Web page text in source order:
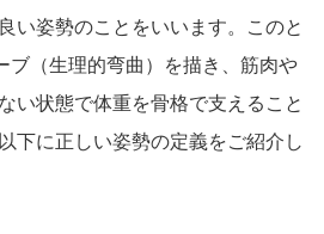
い姿勢のことをいいます。このと
ブ（生理的弯曲）を描き、筋肉や
い状態で体重を骨格で支えること
下に正しい姿勢の定義をご紹介し